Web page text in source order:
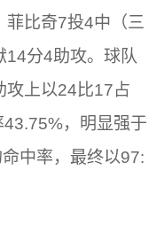
菲比奇7投4中（三
14分4助攻。球队
攻上以24比17占
，明显强于
中率，最终以97: